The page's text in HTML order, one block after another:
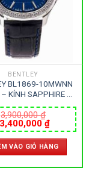
BENTLEY
BL1869-10MWNN
KÍNH SAPPHIRE –
– MÁY ĐỨC
3,900,000₫
Giá
gốc
₫.
3,400,000 ₫Giá
hiện
tại
là:
VÀO GIỎ HÀNG